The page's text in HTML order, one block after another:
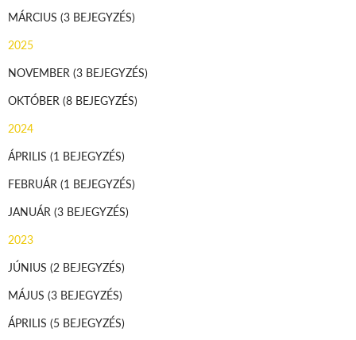
MÁRCIUS (3 BEJEGYZÉS)
2025
NOVEMBER (3 BEJEGYZÉS)
OKTÓBER (8 BEJEGYZÉS)
2024
ÁPRILIS (1 BEJEGYZÉS)
FEBRUÁR (1 BEJEGYZÉS)
JANUÁR (3 BEJEGYZÉS)
2023
JÚNIUS (2 BEJEGYZÉS)
MÁJUS (3 BEJEGYZÉS)
ÁPRILIS (5 BEJEGYZÉS)